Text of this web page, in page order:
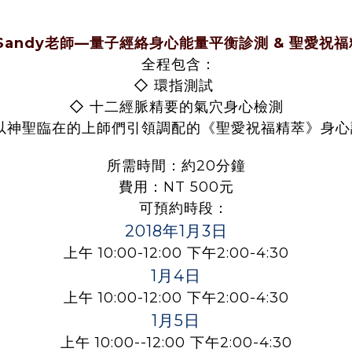
老師—量子經絡身心能量平衡診測 & 聖愛祝福
全程包含：
◇ 環指測試
◇ 十二經脈精要的氣穴身心檢測
神聖臨在的上師們引領調配的《聖愛祝福精萃》身
所需時間：約20分鐘
費用：NT 500元
可預約時段：
2018年1月3日
上午 10:00-12:00 下午2:00-4:30
1月4日
上午 10:00-12:00 下午2:00-4:30
1月5日
上午 10:00--12:00 下午2:00-4:30